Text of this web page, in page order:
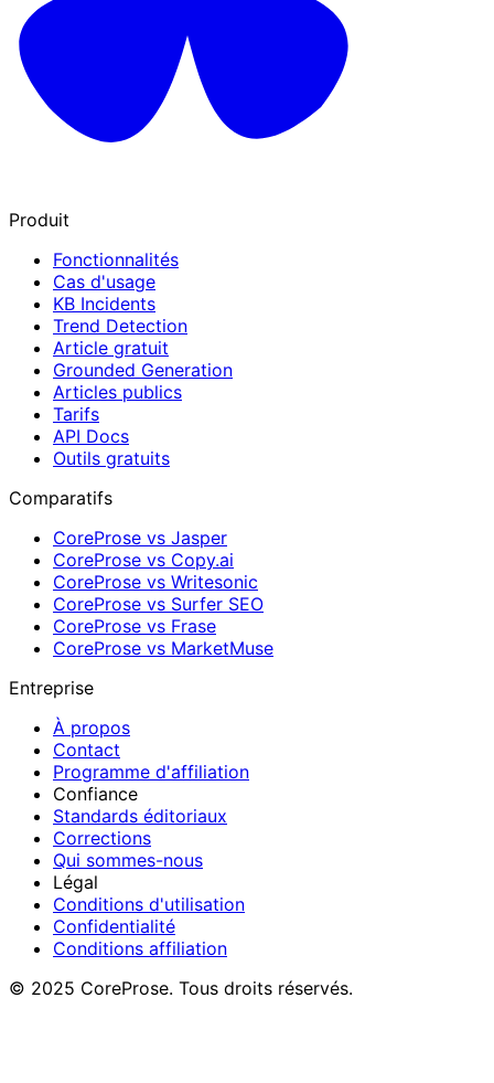
Produit
Fonctionnalités
Cas d'usage
KB Incidents
Trend Detection
Article gratuit
Grounded Generation
Articles publics
Tarifs
API Docs
Outils gratuits
Comparatifs
CoreProse vs Jasper
CoreProse vs Copy.ai
CoreProse vs Writesonic
CoreProse vs Surfer SEO
CoreProse vs Frase
CoreProse vs MarketMuse
Entreprise
À propos
Contact
Programme d'affiliation
Confiance
Standards éditoriaux
Corrections
Qui sommes-nous
Légal
Conditions d'utilisation
Confidentialité
Conditions affiliation
© 2025 CoreProse. Tous droits réservés.